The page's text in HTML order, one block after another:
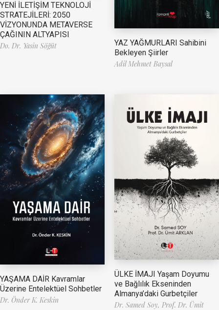
YENİ İLETİŞİM TEKNOLOJİ
STRATEJİLERİ: 2050
VİZYONUNDA METAVERSE
ÇAĞININ ALTYAPISI
Do. Dr. Yasin Söğüt
YAZ YAĞMURLARI Sahibini
Bekleyen Şiirler
Adil Mehmet Baysal
YAŞAMA DAİR Kavramlar
Üzerine Entelektüel Sohbetler
Dr. Önder K. Keskin
ÜLKE İMAJI Yaşam Doyumu
ve Bağlılık Ekseninden
Almanya’daki Gurbetçiler
Dr. Samed Soy, Prof. Dr. Ümit